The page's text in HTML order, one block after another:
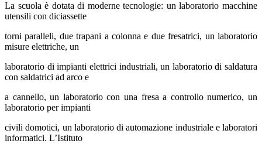
La scuola è dotata di moderne tecnologie: un laboratorio macchine
utensili con diciassette
torni paralleli, due trapani a colonna e due fresatrici, un laboratorio
misure elettriche, un
laboratorio di impianti elettrici industriali, un laboratorio di saldatura
con saldatrici ad arco e
a cannello, un laboratorio con una fresa a controllo numerico, un
laboratorio per impianti
civili domotici, un laboratorio di automazione industriale e laboratori
informatici. L’Istituto